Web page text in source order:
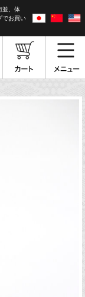
並、体
でお買い